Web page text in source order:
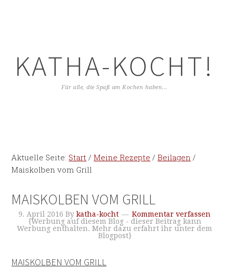
KATHA-KOCHT!
Für alle, die Spaß am Kochen haben...
Aktuelle Seite: Start / Meine Rezepte / Beilagen /
Maiskolben vom Grill
MAISKOLBEN VOM GRILL
9. April 2016 By katha-kocht
Kommentar verfassen
{Werbung auf diesem Blog - dieser Beitrag kann
Werbung enthalten. Mehr dazu erfahrt ihr unter dem
Blogpost}
MAISKOLBEN VOM GRILL